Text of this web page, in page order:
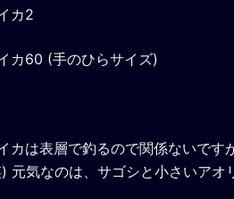
カ2
カ60 (手のひらサイズ)
カは表層で釣るので関係ないです
元気なのは、サゴシと小さいアオ